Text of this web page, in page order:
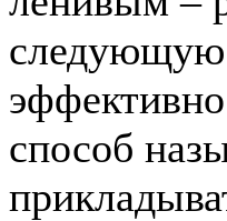
следующую
способ